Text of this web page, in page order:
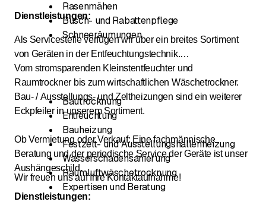
Dienstleistungen:
Rasenmähen
Busch- und Rabattenpflege
Schneeräumungen
Als Servicestelle verfügen wir über ein breites Sortiment
von Geräten in der Entfeuchtungstechnik.
Vom stromsparenden Kleinstentfeuchter und
Raumtrockner bis zum wirtschaftlichen Wäschetrockner.
Bau- / Ausstellungs- und Zeltheizungen sind ein weiterer
Eckpfeiler in unserem Sortiment.
Ob Vermietung oder Verkauf: Eine fachmännische
Beratung und der periodische Service der Geräte ist unser
Aushängeschild.
Dienstleistungen:
Bautrocknung
Entfeuchtung
Bauheizung
Festzelt- und Ausstellungshallenheizung
Wasserschadensanierung
Raumluftwäschetrocknung
Expertisen und Beratung
Wir freuen uns auf Ihre Kontaktaufnahme!